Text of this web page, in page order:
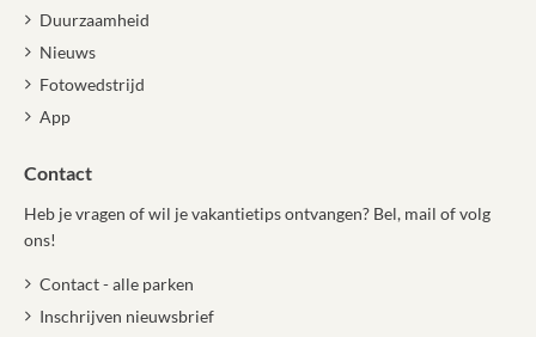
Duurzaamheid
Nieuws
Fotowedstrijd
App
Contact
Heb je vragen of wil je vakantietips ontvangen? Bel, mail of volg
ons!
Contact - alle parken
Inschrijven nieuwsbrief